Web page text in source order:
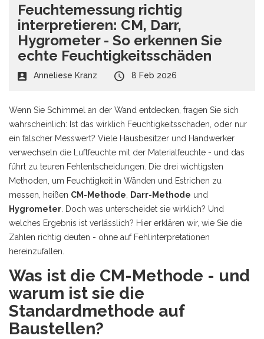
Feuchtemessung richtig
interpretieren: CM, Darr,
Hygrometer - So erkennen Sie
echte Feuchtigkeitsschäden
Anneliese Kranz 8 Feb 2026
Wenn Sie Schimmel an der Wand entdecken, fragen Sie sich
wahrscheinlich: Ist das wirklich Feuchtigkeitsschaden, oder nur
ein falscher Messwert? Viele Hausbesitzer und Handwerker
verwechseln die Luftfeuchte mit der Materialfeuchte - und das
führt zu teuren Fehlentscheidungen. Die drei wichtigsten
Methoden, um Feuchtigkeit in Wänden und Estrichen zu
messen, heißen CM-Methode Darr-Methode und
Hygrometer . Doch was unterscheidet sie wirklich? Und
welches Ergebnis ist verlässlich? Hier erklären wir, wie Sie die
Zahlen richtig deuten - ohne auf Fehlinterpretationen
hereinzufallen.
Was ist die CM-Methode - und
warum ist sie die
Standardmethode auf
Baustellen?